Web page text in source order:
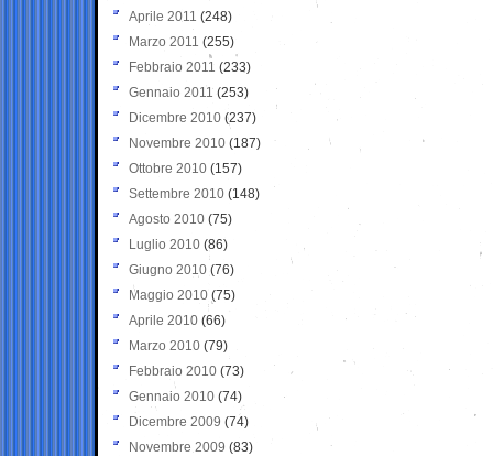
Aprile 2011 (248)
Marzo 2011 (255)
Febbraio 2011 (233)
Gennaio 2011 (253)
Dicembre 2010 (237)
Novembre 2010 (187)
Ottobre 2010 (157)
Settembre 2010 (148)
Agosto 2010 (75)
Luglio 2010 (86)
Giugno 2010 (76)
Maggio 2010 (75)
Aprile 2010 (66)
Marzo 2010 (79)
Febbraio 2010 (73)
Gennaio 2010 (74)
Dicembre 2009 (74)
Novembre 2009 (83)